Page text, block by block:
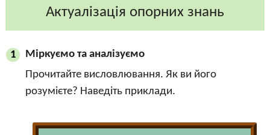
Актуалізація опорних знань
1
Міркуємо та аналізуємо
Прочитайте висловлювання. Як ви його
розумієте? Наведіть приклади.